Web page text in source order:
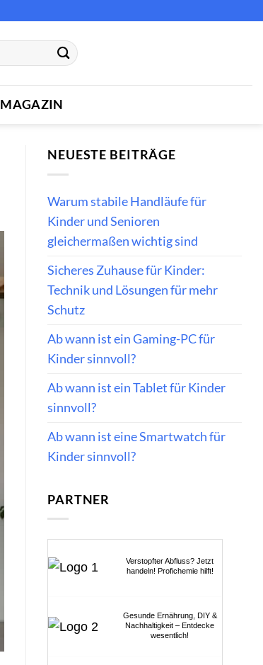
MAGAZIN
NEUESTE BEITRÄGE
Warum stabile Handläufe für
Kinder und Senioren
gleichermaßen wichtig sind
Sicheres Zuhause für Kinder:
Technik und Lösungen für mehr
Schutz
Ab wann ist ein Gaming-PC für
Kinder sinnvoll?
Ab wann ist ein Tablet für Kinder
sinnvoll?
Ab wann ist eine Smartwatch für
Kinder sinnvoll?
PARTNER
Verstopfter Abfluss? Jetzt
handeln! Profichemie hilft!
Gesunde Ernährung, DIY &
Nachhaltigkeit – Entdecke
wesentlich!